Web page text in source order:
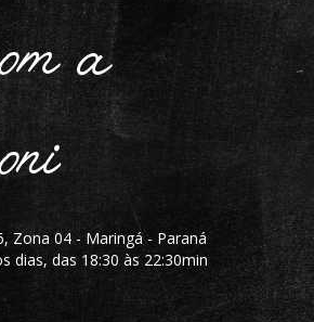
a
Zona 04 - Maringá - Paraná
dias, das 18:30 às 22:30min